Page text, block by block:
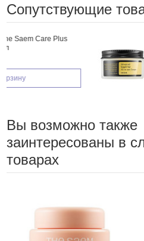
Сопутствующие
Крем для лица
2 425 ₽
Вы возможно также
заинтересованы в
товарах